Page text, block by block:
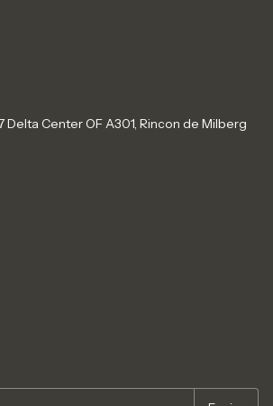
Delta Center OF A301, Rincon de Milberg